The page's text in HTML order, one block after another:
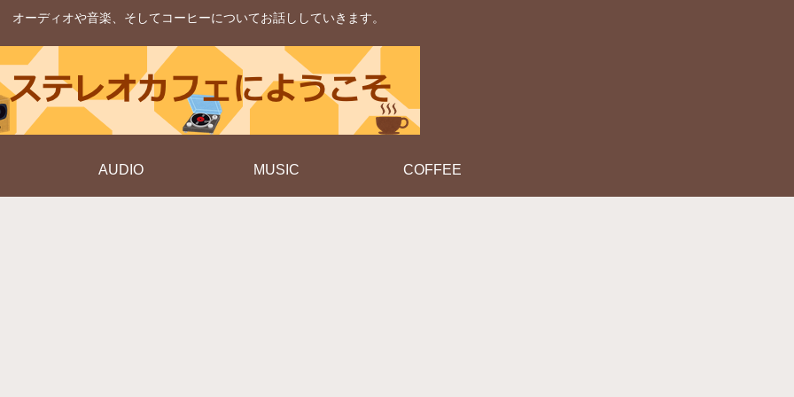
オーディオや音楽、そしてコーヒーについてお話ししていきます。
AUDIO MUSIC COFFEE